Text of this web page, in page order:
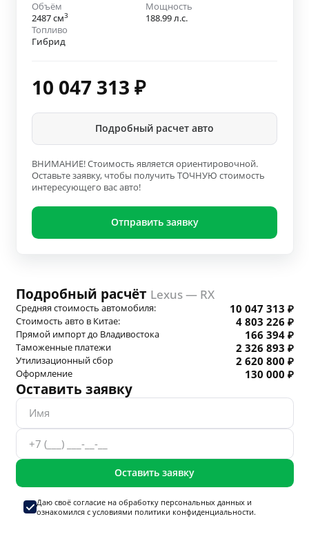
Объём
2487 см3
Мощность
188.99 л.с.
Топливо
Гибрид
10 047 313 ₽
Подробный расчет авто
ВНИМАНИЕ! Стоимость является ориентировочной.
Оставьте заявку, чтобы получить ТОЧНУЮ стоимость
интересующего вас авто!
Отправить заявку
Подробный расчёт Lexus — RX
Средняя стоимость автомобиля: 10 047 313 ₽
Стоимость авто в Китае: 4 803 226 ₽
Прямой импорт до Владивостока 166 394 ₽
Таможенные платежи 2 326 893 ₽
Утилизационный сбор 2 620 800 ₽
Оформление 130 000 ₽
Оставить заявку
Оставить заявку
Даю своё согласие на обработку персональных данныхи
ознакомился с условиями политики конфиденциальности.